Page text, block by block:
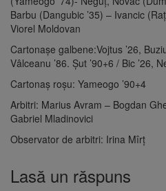
Barbu (Dangubic ’35) – Ivancic
Viorel Moldovan
Cartonaşe galbene:Vojtus ’26,
Vâlceanu ’86. Şut ’90+6 / Bic ’26,
Cartonaş roşu: Yameogo ’90+4
Arbitri: Marius Avram – Bogdan
Gabriel Mladinovici
Observator de arbitri: Irina Mîrţ
Lasă un răspuns